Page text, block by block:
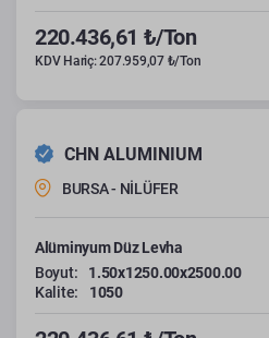
220.436,61 ₺/Ton
KDV Hariç: 207.959,07 ₺/Ton
CHN ALUMINIUM
BURSA - NİLÜFER
Alüminyum Düz Levha
Boyut:
1.50x1250.00x2500.00
Kalite:
1050